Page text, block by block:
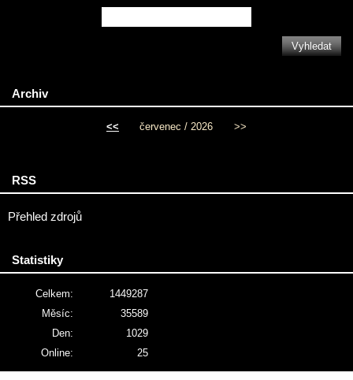
Archiv
<< červenec / 2026 >>
RSS
Přehled zdrojů
Statistiky
Online: 25
Celkem:
1449287
Měsíc:
35589
Den:
1029